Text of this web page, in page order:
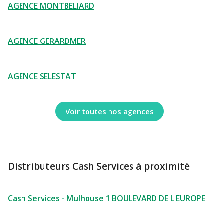
AGENCE MONTBELIARD
AGENCE GERARDMER
AGENCE SELESTAT
Voir toutes nos agences
Distributeurs Cash Services à proximité
Cash Services - Mulhouse 1 BOULEVARD DE L EUROPE